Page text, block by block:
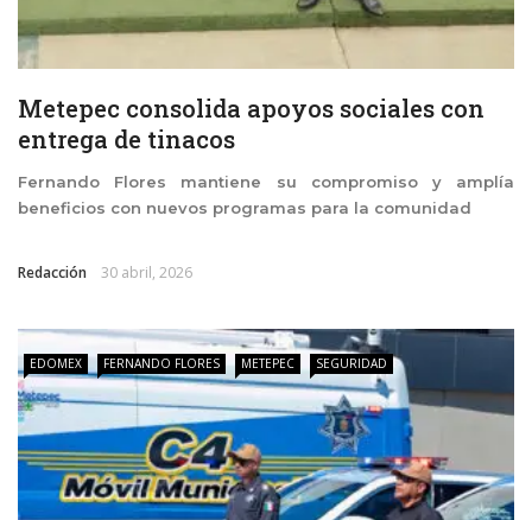
Metepec consolida apoyos sociales con
entrega de tinacos
Fernando Flores mantiene su compromiso y amplía
beneficios con nuevos programas para la comunidad
Redacción 30 abril, 2026
EDOMEX FERNANDO FLORES METEPEC SEGURIDAD